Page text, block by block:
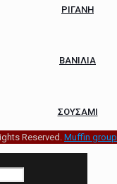
ΡΙΓΑΝΗ
ΒΑΝΙΛΙΑ
ΣΟΥΣΑΜΙ
Reserved. Muffin group